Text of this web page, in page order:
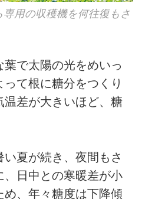
用の収穫機を何往復もさ
で太陽の光をめいっ
て根に糖分をつくり
温差が大きいほど、糖
夏が続き、夜間もさ
、日中との寒暖差が小
め、年々糖度は下降傾